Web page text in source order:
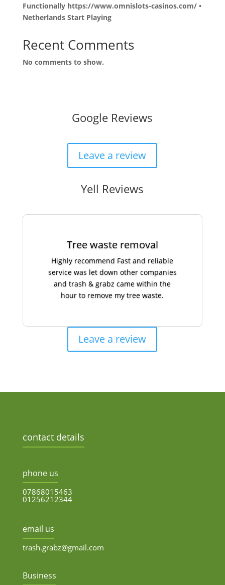
Functionally https://www.omnislots-casinos.com/ •
Netherlands Start Playing
Recent Comments
No comments to show.
Google Reviews
Leave a review
Yell Reviews
Tree waste removal
Highly recommend Fast and reliable
service was let down other companies
and trash & grabz came within the
hour to remove my tree waste.
Leave a review
contact details
phone us
07868015463
01256212344
email us
trash.grabz@gmail.com
Business